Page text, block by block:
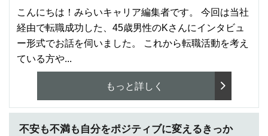
こんにちは！みらいキャリア編集者です。 今回は当社
経由で転職成功した、45歳男性のKさんにインタビュ
ー形式でお話を伺いました。 これから転職活動を考え
ている方や...
もっと詳しく
不安も不満も自分をポジティブに変えるきっか